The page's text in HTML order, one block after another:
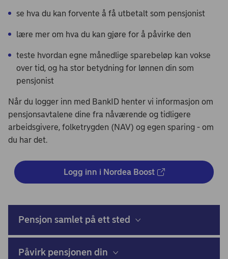
se hva du kan forvente å få utbetalt som pensjonist
lære mer om hva du kan gjøre for å påvirke den
teste hvordan egne månedlige sparebeløp kan vokse
over tid, og ha stor betydning for lønnen din som
pensjonist
Når du logger inn med BankID henter vi informasjon om
pensjonsavtalene dine fra nåværende og tidligere
arbeidsgivere, folketrygden (NAV) og egen sparing - om
du har det.
Logg inn i Nordea Boost
Pensjon samlet på ett sted
Påvirk pensjonen din